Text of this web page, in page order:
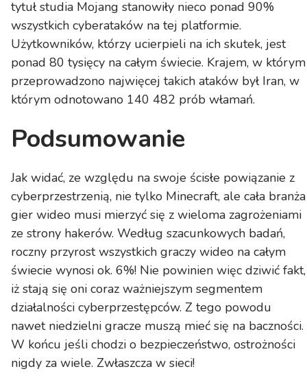
tytuł studia Mojang stanowiły nieco ponad 90%
wszystkich cyberataków na tej platformie.
Użytkowników, którzy ucierpieli na ich skutek, jest
ponad 80 tysięcy na całym świecie. Krajem, w którym
przeprowadzono najwięcej takich ataków był Iran, w
którym odnotowano 140 482 prób włamań.
Podsumowanie
Jak widać, ze względu na swoje ścisłe powiązanie z
cyberprzestrzenią, nie tylko Minecraft, ale cała branża
gier wideo musi mierzyć się z wieloma zagrożeniami
ze strony hakerów. Według szacunkowych badań,
roczny przyrost wszystkich graczy wideo na całym
świecie wynosi ok. 6%! Nie powinien więc dziwić fakt,
iż stają się oni coraz ważniejszym segmentem
działalności cyberprzestępców. Z tego powodu
nawet niedzielni gracze muszą mieć się na baczności.
W końcu jeśli chodzi o bezpieczeństwo, ostrożności
nigdy za wiele. Zwłaszcza w sieci!